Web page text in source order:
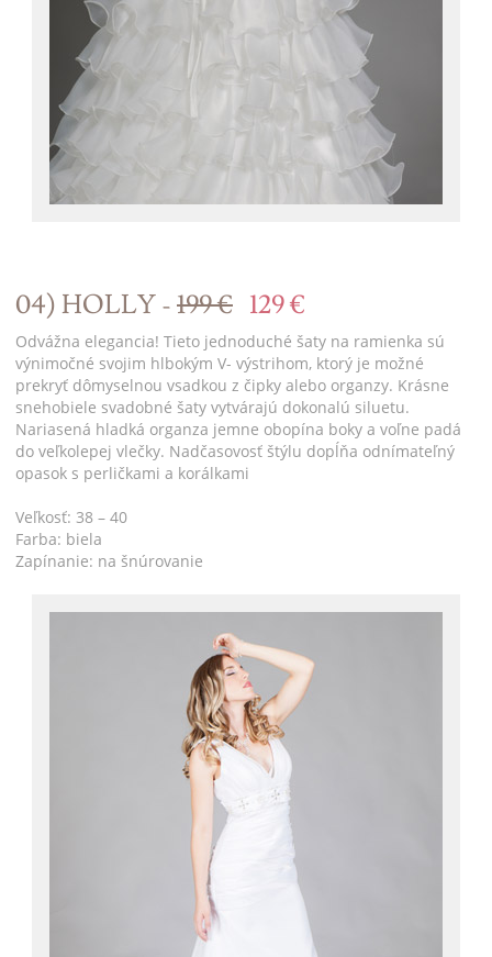
04) HOLLY -199 € 129 €
Odvážna elegancia! Tieto jednoduché šaty na ramienka sú
výnimočné svojim hlbokým V- výstrihom, ktorý je možné
prekryť dômyselnou vsadkou z čipky alebo organzy. Krásne
snehobiele svadobné šaty vytvárajú dokonalú siluetu.
Nariasená hladká organza jemne obopína boky a voľne padá
do veľkolepej vlečky. Nadčasovosť štýlu dopĺňa odnímateľný
opasok s perličkami a korálkami
Veľkosť: 38 – 40
Farba: biela
Zapínanie: na šnúrovanie